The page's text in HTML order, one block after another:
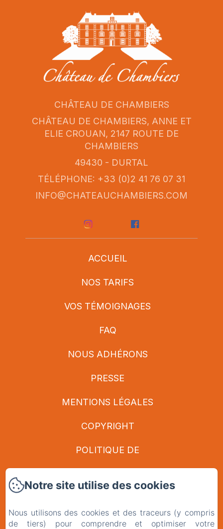
CHÂTEAU DE CHAMBIERS
CHÂTEAU DE CHAMBIERS, ANNE ET
ELIE CROUAN, 2147 ROUTE DE
CHAMBIERS
49430 - DURTAL
TÉLÉPHONE: +33 (0)2 41 76 07 31
INFO@CHATEAUCHAMBIERS.COM
ACCUEIL
NOS TARIFS
VOS TÉMOIGNAGES
FAQ
NOUS ADHÉRONS
PRESSE
MENTIONS LÉGALES
COPYRIGHT
POLITIQUE DE
INFORMATIONS SUR LES
Notre site utilise des cookies
Nous utilisons des cookies et des traceurs (y compris
de tiers) pour comprendre et optimiser votre